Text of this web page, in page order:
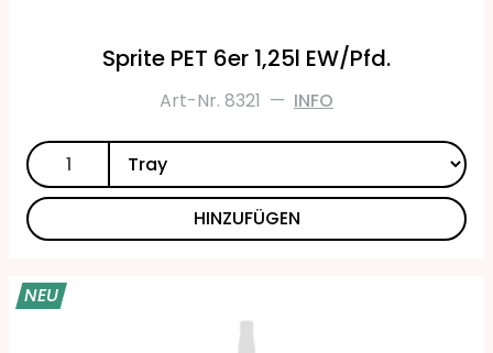
Sprite PET 6er 1,25l EW/Pfd.
Art-Nr. 8321 — INFO
HINZUFÜGEN
NEU